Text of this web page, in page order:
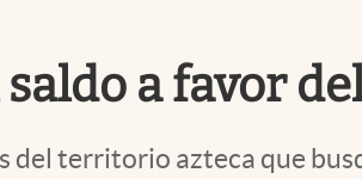
saldo a favor
del territorio azteca que